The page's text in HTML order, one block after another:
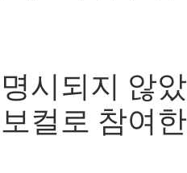
시되지 않
컬로 참여